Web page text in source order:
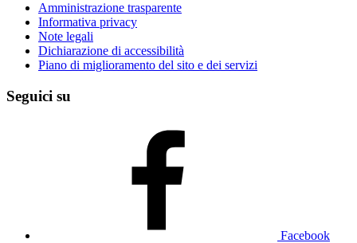
Amministrazione trasparente
Informativa privacy
Note legali
Dichiarazione di accessibilità
Piano di miglioramento del sito e dei servizi
Seguici su
Facebook